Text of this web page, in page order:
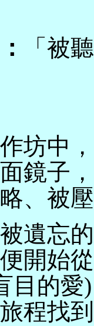
「被
坊中
面鏡子
、被
遺忘
開始
目的
程找